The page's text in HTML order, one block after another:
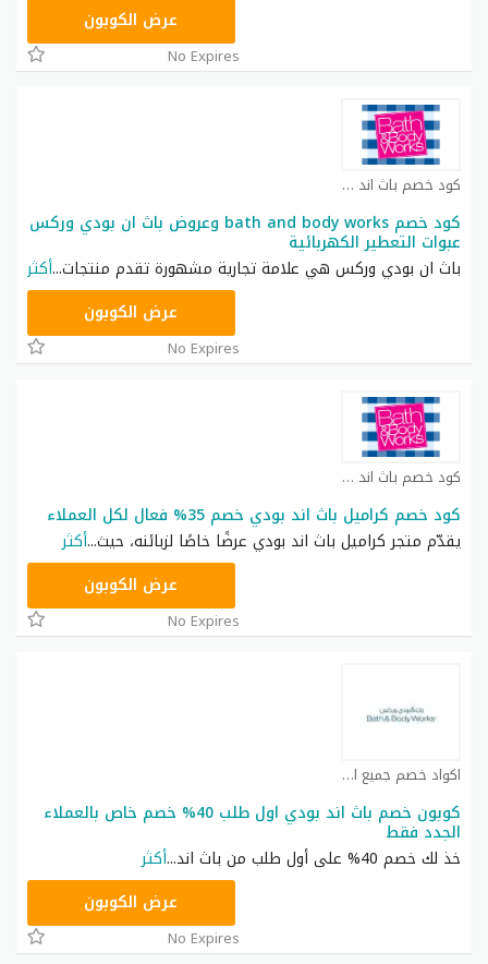
عرض الكوبون
No Expires
كود خصم باث اند بودي كوبون
كود خصم bath and body works وعروض باث ان بودي وركس
عبوات التعطير الكهربائية
باث ان بودي وركس هي علامة تجارية مشهورة تقدم منتجات...أكثر
عرض الكوبون
No Expires
كود خصم باث اند بودي كوبون
كود خصم كراميل باث اند بودي خصم 35% فعال لكل العملاء
يقدّم متجر كراميل باث اند بودي عرضًا خاصًا لزبائنه، حيث...أكثر
عرض الكوبون
No Expires
اكواد خصم جميع المتاجر العربية كوبون
كوبون خصم باث اند بودي اول طلب 40% خصم خاص بالعملاء
الجدد فقط
خذ لك خصم 40% على أول طلب من باث اند
...أكثر
عرض الكوبون
No Expires